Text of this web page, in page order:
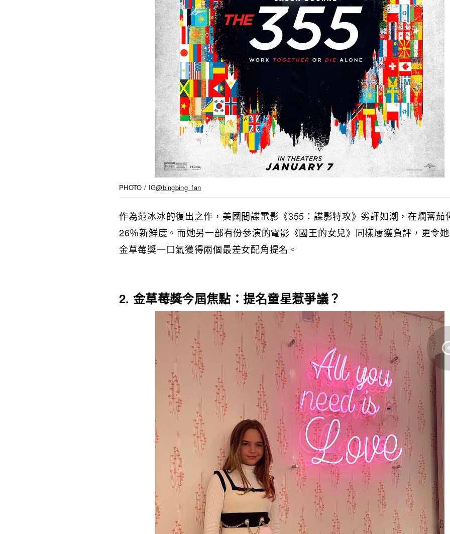
PHOTO / IG@bingbing_fan
作為范冰冰的復出之作，美國間諜電影《355：諜影特攻》劣評如潮，在爛蕃茄
26％新鮮度。而她另一部有份參演的電影《國王的女兒》同樣屢獲負評，更令
金草莓獎一口氣獲得兩個最差女配角提名。
2. 金草莓獎今屆焦點：提名童星惹爭議？